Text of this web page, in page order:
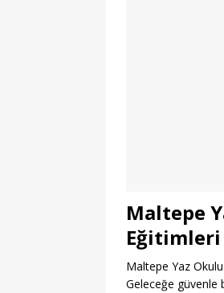
Maltepe
Eğitimleri
Maltepe Yaz
Geleceğe güvenle